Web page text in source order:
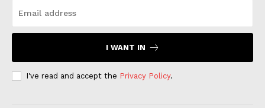
I WANT IN
I've read and accept the Privacy Policy.